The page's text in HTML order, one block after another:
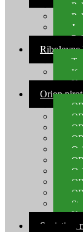
Ribolovne
Orion
Savjeti za